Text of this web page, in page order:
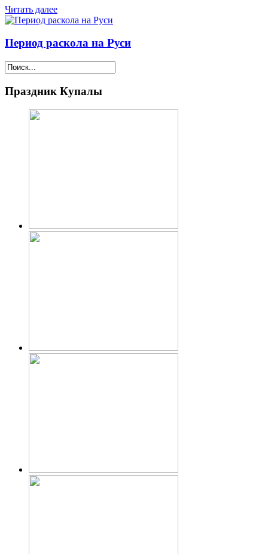
Читать далее
Период раскола на Руси
Праздник Купалы